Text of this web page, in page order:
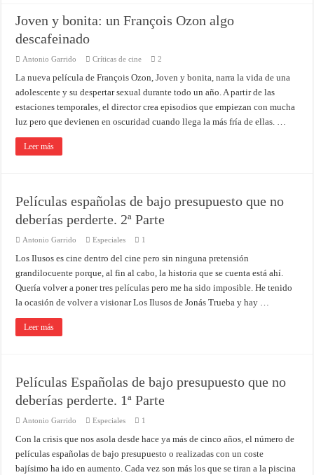
Joven y bonita: un François Ozon algo
descafeinado
Antonio Garrido Críticas de cine 2
La nueva película de François Ozon, Joven y bonita, narra la vida de una
adolescente y su despertar sexual durante todo un año. A partir de las
estaciones temporales, el director crea episodios que empiezan con mucha
luz pero que devienen en oscuridad cuando llega la más fría de ellas. …
Leer más
Películas españolas de bajo presupuesto que no
deberías perderte. 2ª Parte
Antonio Garrido Especiales 1
Los Ilusos es cine dentro del cine pero sin ninguna pretensión
grandilocuente porque, al fin al cabo, la historia que se cuenta está ahí.
Quería volver a poner tres películas pero me ha sido imposible. He tenido
la ocasión de volver a visionar Los Ilusos de Jonás Trueba y hay …
Leer más
Películas Españolas de bajo presupuesto que no
deberías perderte. 1ª Parte
Antonio Garrido Especiales 1
Con la crisis que nos asola desde hace ya más de cinco años, el número de
películas españolas de bajo presupuesto o realizadas con un coste
bajísimo ha ido en aumento. Cada vez son más los que se tiran a la piscina